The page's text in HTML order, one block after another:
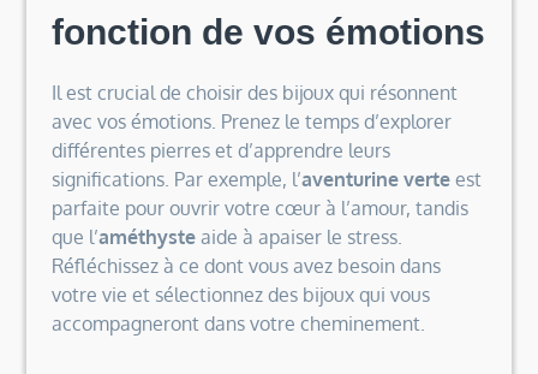
fonction de vos émotions
Il est crucial de choisir des bijoux qui résonnent
avec vos émotions. Prenez le temps d’explorer
différentes pierres et d’apprendre leurs
significations. Par exemple, l’aventurine verteest
parfaite pour ouvrir votre cœur à l’amour, tandis
que l’améthysteaide à apaiser le stress.
Réfléchissez à ce dont vous avez besoin dans
votre vie et sélectionnez des bijoux qui vous
accompagneront dans votre cheminement.